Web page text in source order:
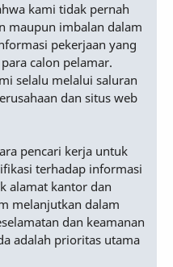
kami tidak pernah
maupun imbalan dalam
pekerjaan yang
calon pelamar.
selalu melalui saluran
dan situs web
pencari kerja untuk
terhadap informasi
alamat kantor dan
melanjutkan dalam
dan keamanan
adalah prioritas utama